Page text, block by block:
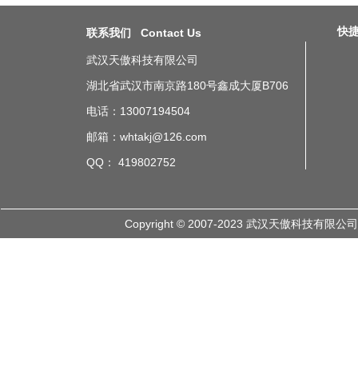
联系我们 Contact Us
武汉天傲科技有限公司
湖北省武汉市南京路180号鑫成大厦B706
电话：13007194504
邮箱：whtakj@126.com
QQ： 419802752
快
Copyright © 2007-2023 武汉天傲科技有限